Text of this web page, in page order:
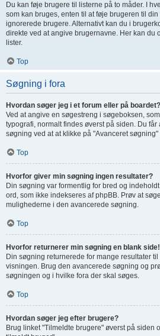
Du kan føje brugere til listerne på to måder. I
som kan bruges, enten til at føje brugeren til
ignorerede brugere. Alternativt kan du i
direkte ved at angive brugernavne. Her kan du
lister.
Top
Søgning i fora
Hvordan søger jeg i et forum eller på boardet?
Ved at angive en søgestreng i søgeboksen,
typografi, normalt findes øverst på siden. Du
søgning ved at at klikke på "Avanceret
Top
Hvorfor giver min søgning ingen resultater?
Din søgning var formentlig for bred og
ord, som ikke indekseres af phpBB. Prøv at
mulighederne i den avancerede søgning.
Top
Hvorfor returnerer min søgning en blank
Din søgning returnerede for mange resultater
visningen. Brug den avancerede søgning og
søgningen og i hvilke fora der skal søges.
Top
Hvordan søger jeg efter brugere?
Brug linket "Tilmeldte brugere" øverst på siden